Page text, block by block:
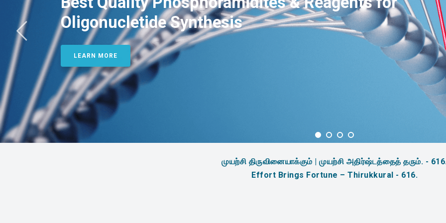
Oligonucletide Synthesis
LEARN MORE
முயற்சி திருவினையாக்கும் | முயற்சி அதிர்ஷ்டத்தைத் தரும். -
Effort Brings Fortune – Thirukkural - 616.